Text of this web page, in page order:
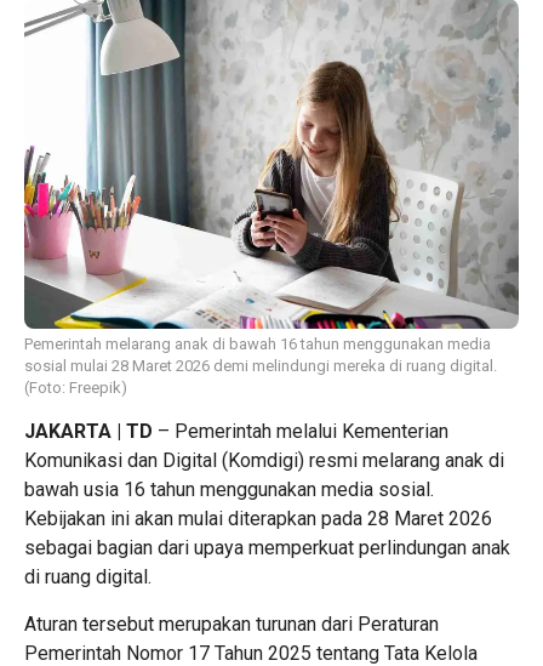
Pemerintah melarang anak di bawah 16 tahun menggunakan media
sosial mulai 28 Maret 2026 demi melindungi mereka di ruang digital.
(Foto: Freepik)
JAKARTA | TD – Pemerintah melalui Kementerian
Komunikasi dan Digital (Komdigi) resmi melarang anak di
bawah usia 16 tahun menggunakan media sosial.
Kebijakan ini akan mulai diterapkan pada 28 Maret 2026
sebagai bagian dari upaya memperkuat perlindungan anak
di ruang digital.
Aturan tersebut merupakan turunan dari Peraturan
Pemerintah Nomor 17 Tahun 2025 tentang Tata Kelola